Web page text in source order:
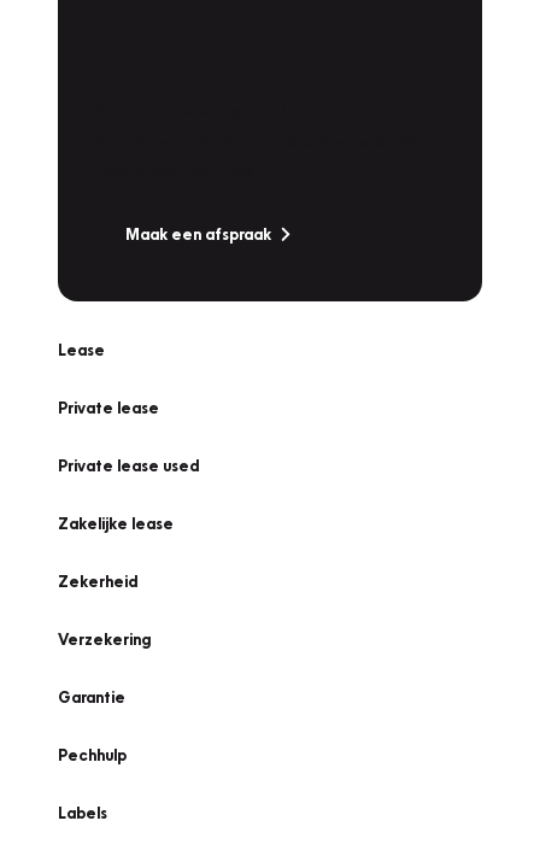
Maak een afspraak
Lease
Private lease
Private lease used
Zakelijke lease
Zekerheid
Verzekering
Garantie
Pechhulp
Labels